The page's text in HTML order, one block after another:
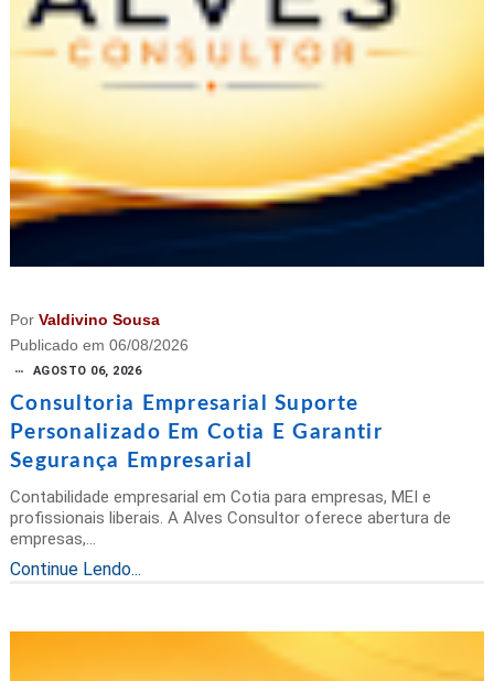
Por Valdivino Sousa
Publicado em 06/08/2026
AGOSTO 06, 2026
Consultoria Empresarial Suporte
Personalizado Em Cotia E Garantir
Segurança Empresarial
Contabilidade empresarial em Cotia para empresas, MEI e
profissionais liberais. A Alves Consultor oferece abertura de
empresas,...
Continue Lendo...